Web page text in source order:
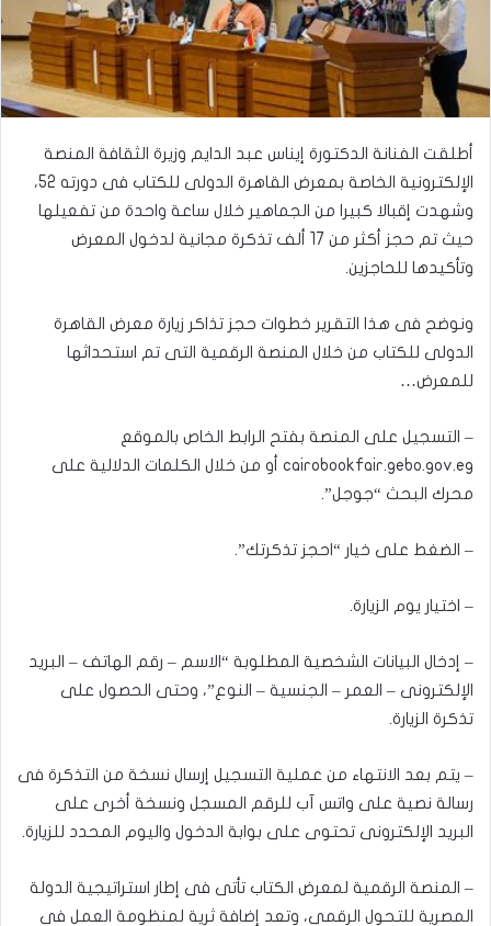
أطلقت الفنانة الدكتورة إيناس عبد الدايم وزيرة الثقافة المنصة
الإلكترونية الخاصة بمعرض القاهرة الدولى للكتاب فى دورته 52،
وشهدت إقبالا كبيرا من الجماهير خلال ساعة واحدة من تفعيلها
حيث تم حجز أكثر من 17 ألف تذكرة مجانية لدخول المعرض
وتأكيدها للحاجزين.
ونوضح فى هذا التقرير خطوات حجز تذاكر زيارة معرض القاهرة
الدولى للكتاب من خلال المنصة الرقمية التى تم استحداثها
للمعرض…
– التسجيل على المنصة بفتح الرابط الخاص بالموقع
cairobookfair.gebo.gov.eg أو من خلال الكلمات الدلالية على
محرك البحث “جوجل”.
– الضغط على خيار “احجز تذكرتك”.
– اختيار يوم الزيارة.
– إدخال البيانات الشخصية المطلوبة “الاسم – رقم الهاتف – البريد
الإلكترونى – العمر – الجنسية – النوع”، وحتى الحصول على
تذكرة الزيارة.
– يتم بعد الانتهاء من عملية التسجيل إرسال نسخة من التذكرة فى
رسالة نصية على واتس آب للرقم المسجل ونسخة أخرى على
البريد الإلكترونى تحتوى على بوابة الدخول واليوم المحدد للزيارة.
– المنصة الرقمية لمعرض الكتاب تأتى فى إطار استراتيجية الدولة
المصرية للتحول الرقمى، وتعد إضافة ثرية لمنظومة العمل فى